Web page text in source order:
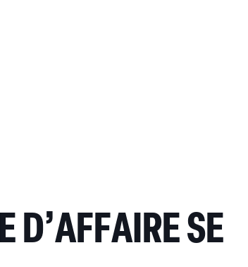
D’AFFAIRE SE